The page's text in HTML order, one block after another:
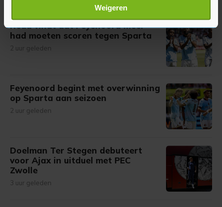
Lees meer over hoe uw persoonlijke gegevens worden
verwerkt en stel uw voorkeuren in het
U kunt uw toestemming op elk moment wijzigen of
intrekken in de Cookieverklaring.
Met cookies werkt onze website beter en wordt jouw
onze cookiepagina kun je ons cookiebeleid bekijken en je
gemaakte keuze altijd wijzigen of intrekken.
Weigeren
Read vindt dat Feyenoord meer
had moeten scoren tegen Sparta
2 uur geleden
Feyenoord begint met overwinning
op Sparta aan seizoen
2 uur geleden
Doelman Ter Stegen debuteert
voor Ajax in uitduel met PEC
Zwolle
3 uur geleden